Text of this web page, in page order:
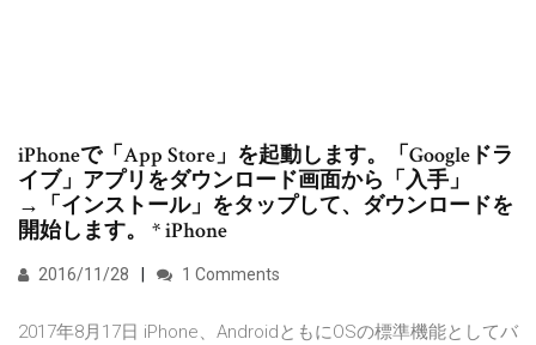
iPhoneで「App Store」を起動します。「Googleドラ
イブ」アプリをダウンロード画面から「入手」
→「インストール」をタップして、ダウンロードを
開始します。 * iPhone
2016/11/28 1 Comments
2017年8月17日 iPhone、AndroidともにOSの標準機能としてバ